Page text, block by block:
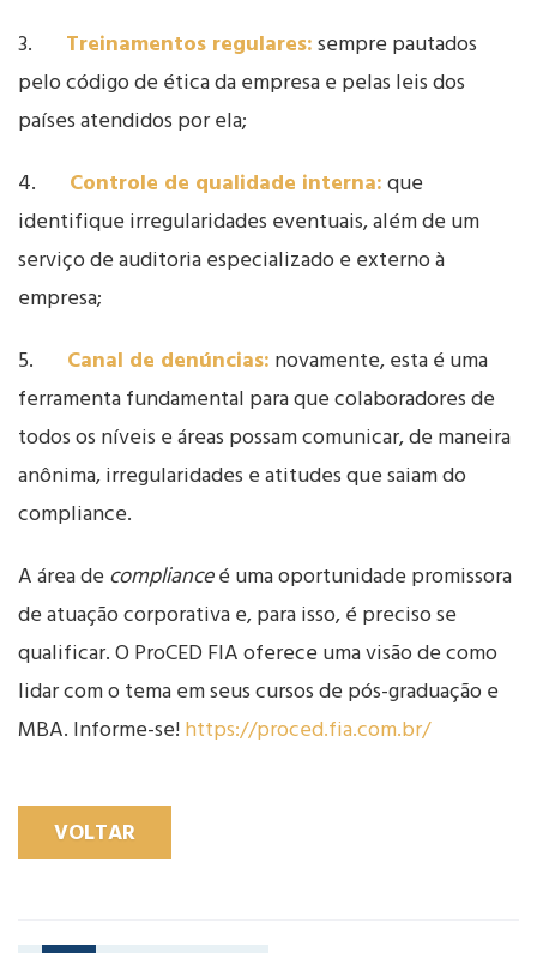
3. Treinamentos regulares:sempre pautados
pelo código de ética da empresa e pelas leis dos
países atendidos por ela;
4. Controle de qualidade interna:que
identifique irregularidades eventuais, além de um
serviço de auditoria especializado e externo à
empresa;
5. Canal de denúncias: novamente, esta é uma
ferramenta fundamental para que colaboradores de
todos os níveis e áreas possam comunicar, de maneira
anônima, irregularidades e atitudes que saiam do
compliance.
A área de complianceé uma oportunidade promissora
de atuação corporativa e, para isso, é preciso se
qualificar. O ProCED FIA oferece uma visão de como
lidar com o tema em seus cursos de pós-graduação e
MBA. Informe-se!https://proced.fia.com.br/
VOLTAR